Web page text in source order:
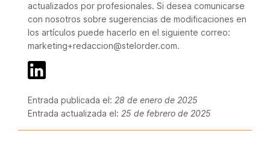
actualizados por profesionales. Si desea comunicarse
con nosotros sobre sugerencias de modificaciones en
los artículos puede hacerlo en el siguiente correo:
marketing+redaccion@stelorder.com.
Entrada publicada el: 28 de enero de 2025
Entrada actualizada el: 25 de febrero de 2025